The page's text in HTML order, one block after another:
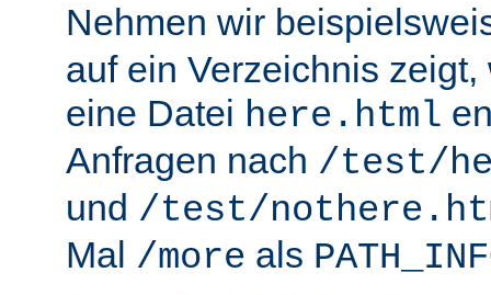
Nehmen wir
auf ein Verzeichnis
eine Datei here.html
Anfragen nach /test/
und /test/
Mal /more als